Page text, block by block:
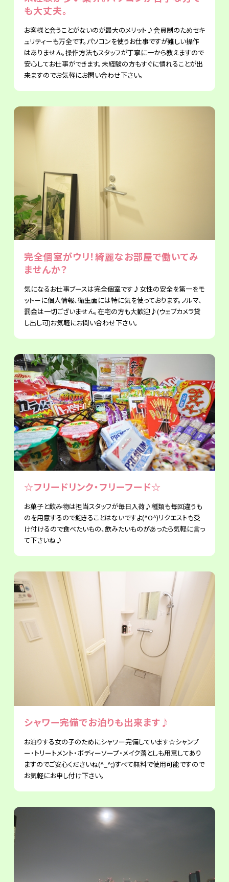
も大丈夫。
お客様と会うことがないのが最大のメリット♪会員制のためセキ
ュリティーも万全です。パソコンを使うお仕事ですが難しい操作
はありません。操作方法もスタッフが丁寧に一から教えますので
安心してお仕事ができます。未経験の方もすぐに慣れることが出
来ますのでお気軽にお問い合わせ下さい。
完全個室がウリ！綺麗なお部屋で働いてみ
ませんか？
気になるお仕事ブースは完全個室です♪女性の安全を第一をモ
ットーに個人情報、衛生面には特に気を使っております。ノルマ、
罰金は一切ございません。在宅の方も大歓迎♪(ウェブカメラ貸
し出し可)お気軽にお問い合わせ下さい。
☆フリードリンク・フリーフード☆
お菓子と飲み物は担当スタッフが毎日入荷♪種類も毎回違うも
のを用意するので飽きることはないですよ(^O^)リクエストも受
け付けるので食べたいもの、飲みたいものがあったら気軽に言っ
て下さいね♪
シャワー完備でお泊りも出来ます♪
お泊りする女の子のためにシャワー完備しています☆シャンプ
ー・トリートメント・ボディーソープ・メイク落としも用意してあり
ますのでご安心くださいね(^_^;)すべて無料で使用可能ですので
お気軽にお申し付け下さい。